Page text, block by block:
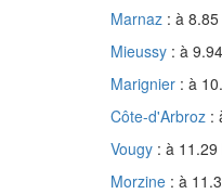
Marnaz : à
Mieussy : à
Marignier : à
Côte-d'Arbroz :
Vougy : à 11.29
Morzine : à